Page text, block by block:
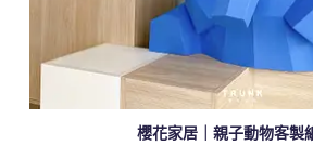
櫻花家居｜親子動物客製